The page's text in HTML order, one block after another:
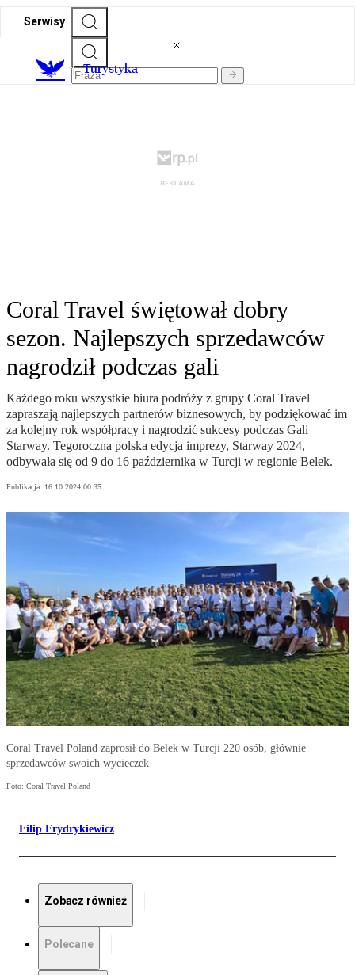
Serwisy
Turystyka
Coral Travel świętował dobry
sezon. Najlepszych sprzedawców
nagrodził podczas gali
Każdego roku wszystkie biura podróży z grupy Coral Travel
zapraszają najlepszych partnerów biznesowych, by podziękować im
za kolejny rok współpracy i nagrodzić sukcesy podczas Gali
Starway. Tegoroczna polska edycja imprezy, Starway 2024,
odbywała się od 9 do 16 października w Turcji w regionie Belek.
Publikacja: 16.10.2024 00:35
Coral Travel Poland zaprosił do Belek w Turcji 220 osób, głównie
sprzedawców swoich wycieczek
Foto: Coral Travel Poland
Filip Frydrykiewicz
Zobacz również
Polecane